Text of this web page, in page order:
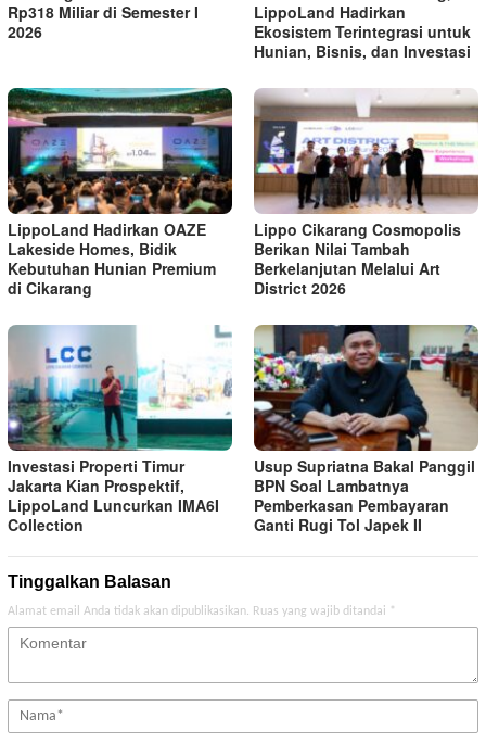
Rp318 Miliar di Semester I
2026
LippoLand Hadirkan
Ekosistem Terintegrasi untuk
Hunian, Bisnis, dan Investasi
LippoLand Hadirkan OAZE
Lakeside Homes, Bidik
Kebutuhan Hunian Premium
di Cikarang
Lippo Cikarang Cosmopolis
Berikan Nilai Tambah
Berkelanjutan Melalui Art
District 2026
Investasi Properti Timur
Jakarta Kian Prospektif,
LippoLand Luncurkan IMA6I
Collection
Usup Supriatna Bakal Panggil
BPN Soal Lambatnya
Pemberkasan Pembayaran
Ganti Rugi Tol Japek II
Tinggalkan Balasan
Alamat email Anda tidak akan dipublikasikan. Ruas yang wajib ditandai *